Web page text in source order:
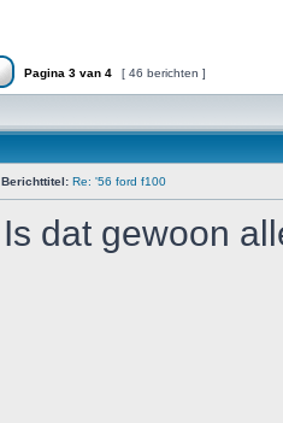
Pagina 3 van 4 [ 46 berichten ]
Berichttitel: Re: '56 ford f100
Is dat gewoon